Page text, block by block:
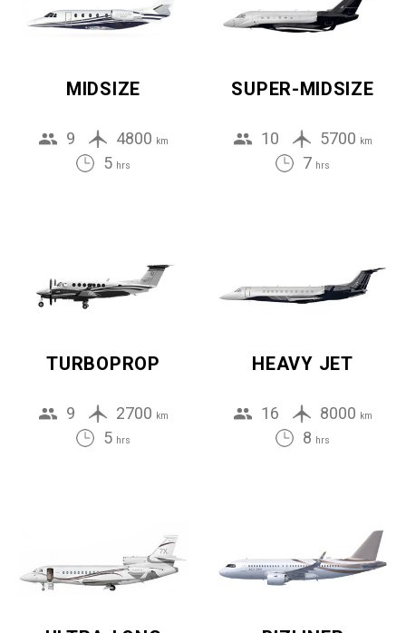
MIDSIZE
9 4800 km
5 hrs
SUPER-MIDSIZE
10 5700 km
7 hrs
TURBOPROP
9 2700 km
5 hrs
HEAVY JET
16 8000 km
8 hrs